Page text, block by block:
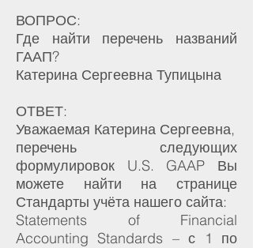
ВОПРОС:
Где найти перечень названий
ГААП?
Катерина Сергеевна Тупицына
ОТВЕТ:
Уважаемая Катерина Сергеевна,
перечень следующих
формулировок U.S. GAAP Вы
можете найти на странице
Стандарты учёта нашего сайта:
Statements of Financial
Accounting Standards – с 1 по